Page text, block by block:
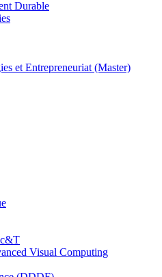
Durable
et Entrepreneuriat (Master)
Visual Computing